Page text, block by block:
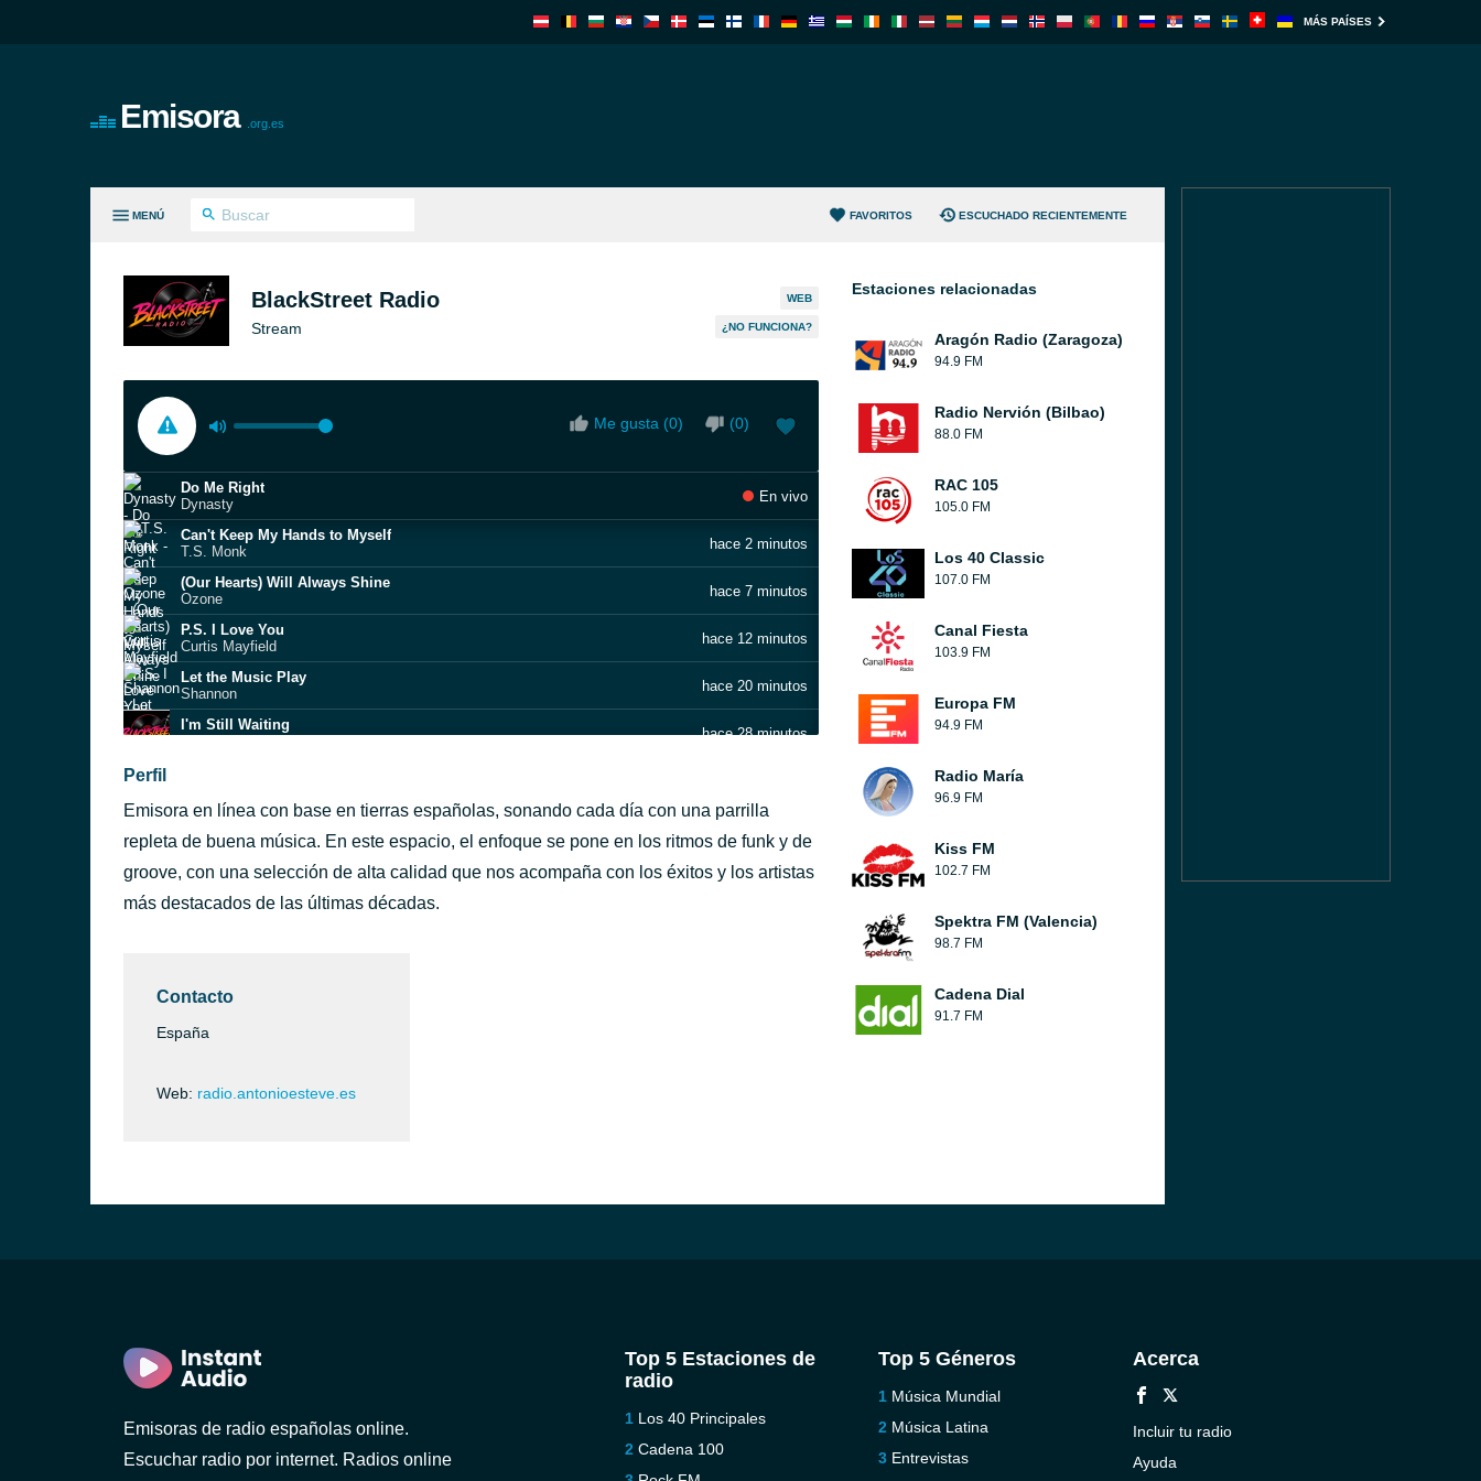
MÁS PAÍSES
Emisora .org.es
MENÚ FAVORITOS ESCUCHADO RECIENTEMENTE
BlackStreet Radio
Stream
WEB
¿NO FUNCIONA?
Me gusta (0) (0)
Do Me Right
Dynasty
En vivo
Can't Keep My Hands to Myself
T.S. Monk
hace 2 minutos
(Our Hearts) Will Always Shine
Ozone
hace 7 minutos
P.S. I Love You
Curtis Mayfield
hace 12 minutos
Let the Music Play
Shannon
hace 20 minutos
I'm Still Waiting
hace 28 minutos
Have You For My Love
Carol Williams
The Heart To Break The Heart
France Joli
hace 43 minutos
The Leader
Perfil
Emisora en línea con base en tierras españolas, sonando cada día con una parrilla
repleta de buena música. En este espacio, el enfoque se pone en los ritmos de funk y de
groove, con una selección de alta calidad que nos acompaña con los éxitos y los artistas
más destacados de las últimas décadas.
Contacto
España
Web: radio.antonioesteve.es
Estaciones relacionadas
Aragón Radio (Zaragoza)
94.9 FM
Radio Nervión (Bilbao)
88.0 FM
RAC 105
105.0 FM
Los 40 Classic
107.0 FM
Canal Fiesta
103.9 FM
Europa FM
94.9 FM
Radio María
96.9 FM
Kiss FM
102.7 FM
Spektra FM (Valencia)
98.7 FM
Cadena Dial
91.7 FM
Emisoras de radio españolas online.
Escuchar radio por internet. Radios online
Top 5 Estaciones de
radio
Los 40 Principales
Cadena 100
Top 5 Géneros
Música Mundial
Música Latina
Entrevistas
Acerca
Incluir tu radio
Ayuda